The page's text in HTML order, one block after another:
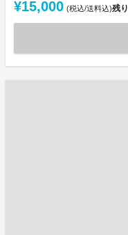
¥15,000 (税込/送料込)残り